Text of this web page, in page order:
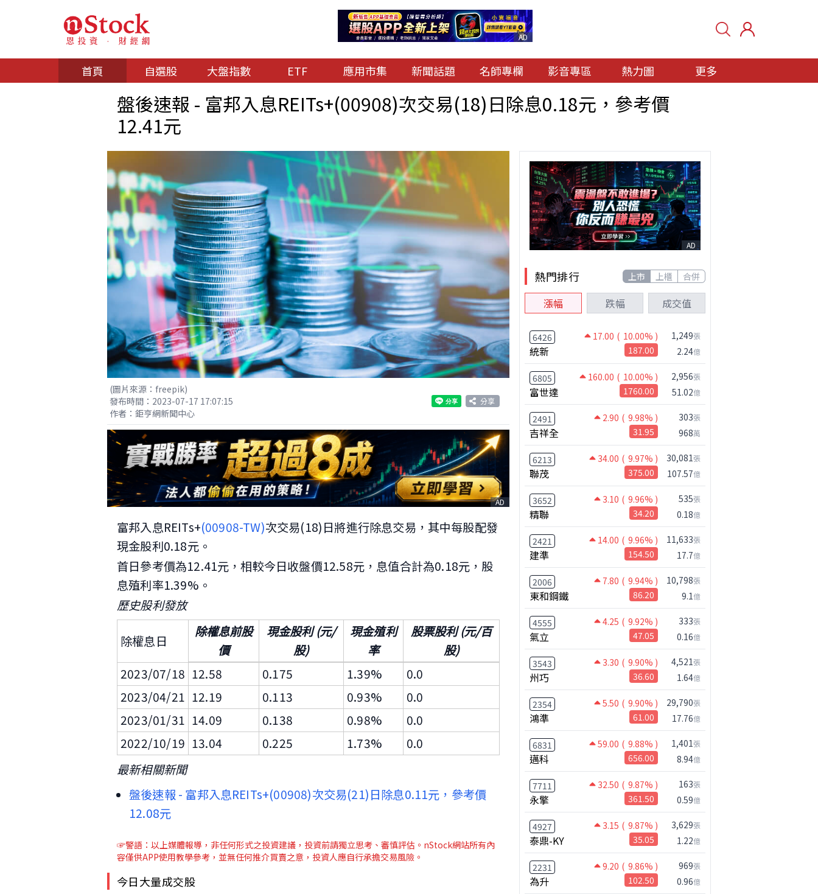
AD
首頁 自選股 大盤指數 ETF 應用市集 新聞話題 名師專欄 影音專區 熱力圖 更多
盤後速報 - 富邦入息REITs+(00908)次交易(18)日除息0.18元，參考價
12.41元
(圖片來源：freepik)
發布時間：2023-07-17 17:07:15
分享
作者：鉅亨網新聞中心
AD
富邦入息REITs+(00908-TW)次交易(18)日將進行除息交易，其中每股配發
現金股利0.18元。
首日參考價為12.41元，相較今日收盤價12.58元，息值合計為0.18元，股
息殖利率1.39%。
歷史股利發放
除權息日
除權息前股
價
現金股利 (元/
股)
現金殖利
率
股票股利 (元/百
股)
2023/07/18 12.58 0.175 1.39%
0.0
2023/04/21 12.19 0.113 0.93%
0.0
2023/01/31 14.09 0.138 0.98%
0.0
2022/10/19 13.04 0.225 1.73%
0.0
最新相關新聞
盤後速報 - 富邦入息REITs+(00908)次交易(21)日除息0.11元，參考價
12.08元
☞警語：以上媒體報導，非任何形式之投資建議，投資前請獨立思考、審慎評估。nStock網站所有內
容僅供APP使用教學參考，並無任何推介買賣之意，投資人應自行承擔交易風險。
今日大量成交股
AD
熱門排行 上市 上櫃 合併
漲幅 跌幅 成交值
6426 17.00 ( 10.00% )
統新 187.00
1,249張
2.24億
6805 160.00 ( 10.00% )
富世達 1760.00
2,956張
51.02億
2491 2.90 ( 9.98% )
吉祥全 31.95
303張
968萬
6213 34.00 ( 9.97% )
聯茂 375.00
30,081張
107.57億
3652 3.10 ( 9.96% )
精聯 34.20
535張
0.18億
2421 14.00 ( 9.96% )
建準 154.50
11,633張
17.7億
2006 7.80 ( 9.94% )
東和鋼鐵 86.20
10,798張
9.1億
4555 4.25 ( 9.92% )
氣立 47.05
333張
0.16億
3543 3.30 ( 9.90% )
州巧 36.60
4,521張
1.64億
2354 5.50 ( 9.90% )
鴻準 61.00
29,790張
17.76億
6831 59.00 ( 9.88% )
邁科 656.00
1,401張
8.94億
7711 32.50 ( 9.87% )
永擎 361.50
163張
0.59億
4927 3.15 ( 9.87% )
泰鼎-KY 35.05
3,629張
1.22億
2231 9.20 ( 9.86% )
為升 102.50
969張
0.96億